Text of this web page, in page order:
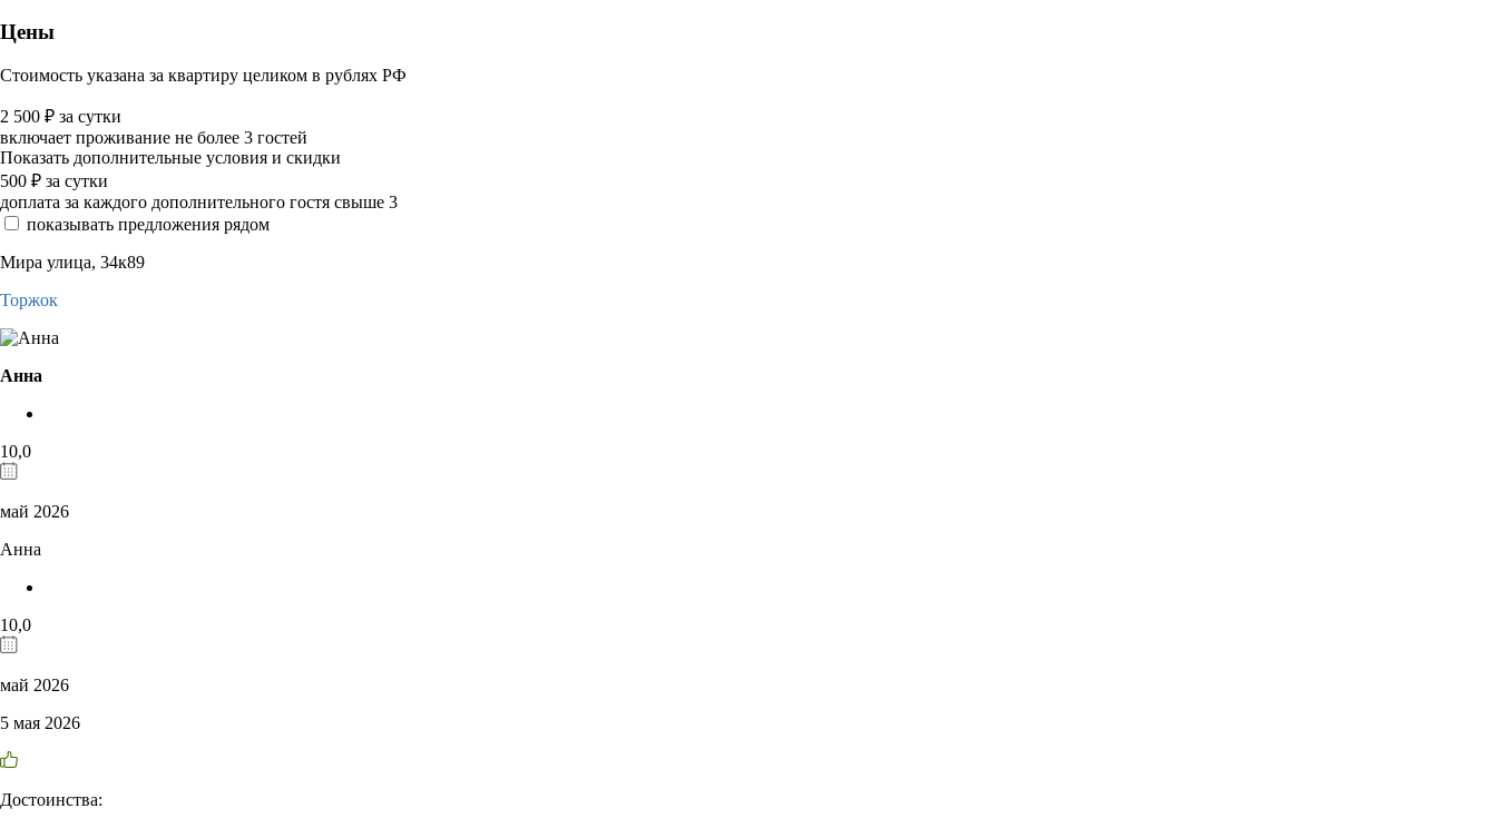
Цены
Стоимость указана за квартиру целиком в рублях РФ
2 500 ₽ за сутки
включает проживание не более 3 гостей
Показать дополнительные условия и скидки
500 ₽ за сутки
доплата за каждого дополнительного гостя свыше 3
показывать предложения рядом
Мира улица, 34к89
Торжок
Анна
10,0
май 2026
Анна
10,0
май 2026
5 мая 2026
Достоинства: